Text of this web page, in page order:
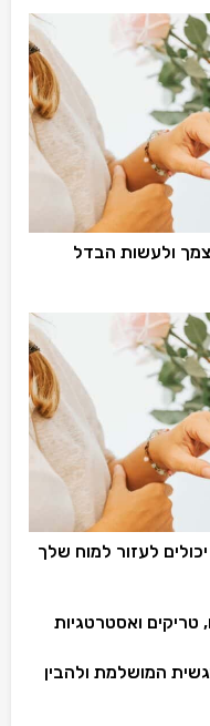
ולעשות הבדל
לעזור למוח שלך
טריקים ואסטרטגיות
המושלמת ולהבין